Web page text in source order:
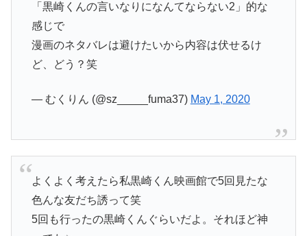
「黒崎くんの言いなりになんてならない2」的な
感じで
漫画のネタバレは避けたいから内容は伏せるけ
ど、どう？笑
— むくりん (@sz_____fuma37) May 1, 2020
よくよく考えたら私黒崎くん映画館で5回見たな
色んな友だち誘って笑
5回も行ったの黒崎くんぐらいだよ。それほど神